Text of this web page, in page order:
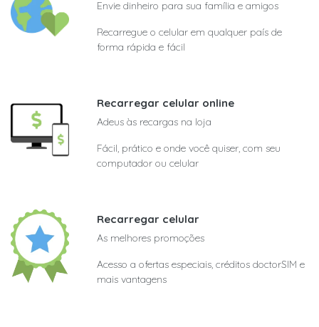
Envie dinheiro para sua família e amigos
Recarregue o celular em qualquer país de
forma rápida e fácil
Recarregar celular online
Adeus às recargas na loja
Fácil, prático e onde você quiser, com seu
computador ou celular
Recarregar celular
As melhores promoções
Acesso a ofertas especiais, créditos doctorSIM e
mais vantagens